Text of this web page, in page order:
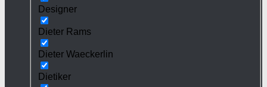
Designer
Dieter Rams
Dieter Waeckerlin
Dietiker